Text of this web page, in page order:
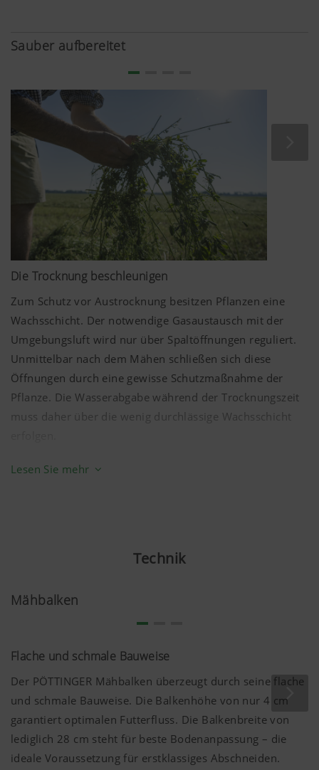
Langlebigkeit. Gemeinsam mit ansprechenden Farben
und modernem Design ist Ihnen Freude an der Arbeit mit
wertbeständigen Maschinen gesichert.
Sauber aufbereitet
Die Trocknung beschleunigen
Zum Schutz vor Austrocknung besitzen Pflanzen eine
Wachsschicht. Der notwendige Gasaustausch mit der
Umgebungsluft wird nur über Spaltöffnungen reguliert.
Unmittelbar nach dem Mähen schließen sich diese
Öffnungen durch eine gewisse Schutzmaßnahme der
Pflanze. Die Wasserabgabe während der Trocknungszeit
muss daher über die wenig durchlässige Wachsschicht
Die Aufgabe des Aufbereiters liegt darin, die
wird der Zellsaftaustritt im Silo erleichtert. Dadurch
Fazit wird rascher ein stabiler Konservierungszustand der
der Aufbereitertyp entsprechend dem zu mähenden
Futter gewählt wird. Für grasreiche Bestände eignet sich
der ED Zinkenaufbereiter. Dieser schlägt das Halmgut an.
Bei blattreichem Futter ist der RC Walzenaufbereiter zu
empfehlen. Dieser quetscht das Mähgut.
Lesen Sie mehr
Technik
Mähbalken
Flache und schmale Bauweise
Der PÖTTINGER Mähbalken überzeugt durch seine flache
und schmale Bauweise. Die Balkenhöhe von nur 4 cm
garantiert optimalen Futterfluss. Die Balkenbreite von
lediglich 28 cm steht für beste Bodenanpassung – die
ideale Voraussetzung für erstklassiges Abschneiden.